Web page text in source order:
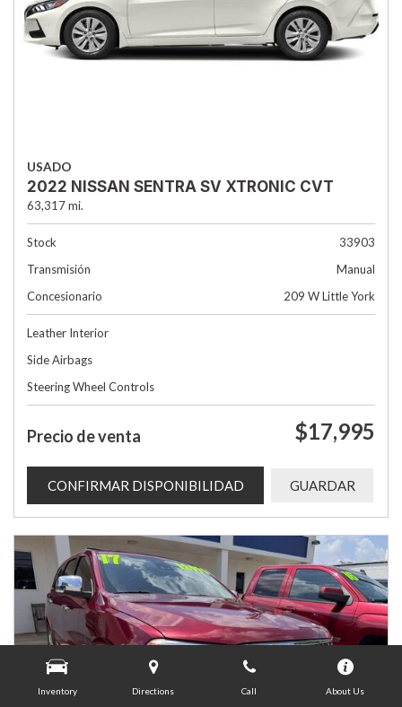
Inventory Directions Call About Us
USADO
2022 NISSAN SENTRA SV XTRONIC CVT
63,317 mi.
Stock
33903
Transmisión
Manual
Concesionario
209 W Little York
Leather Interior
Side Airbags
Steering Wheel Controls
Precio de venta $17,995
CONFIRMAR DISPONIBILIDAD GUARDAR